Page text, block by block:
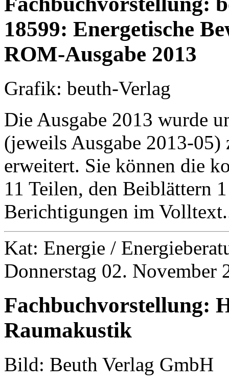
18599: Energetische
ROM-Ausgabe 2013
Grafik: beuth-Verlag
Die Ausgabe 2013 wurde
(jeweils Ausgabe 2013-
erweitert. Sie können die
11 Teilen, den Beiblättern
Berichtigungen im
Kat: Energie /
Donnerstag 02. November
Fachbuchvorstellung:
Raumakustik
Bild: Beuth Verlag GmbH